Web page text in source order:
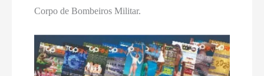
Corpo de Bombeiros Militar.